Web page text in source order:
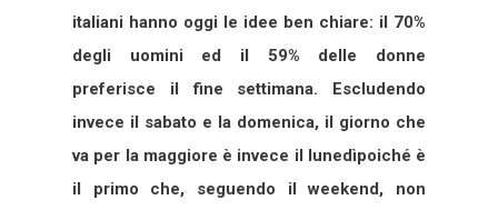
italiani hanno oggi le idee ben chiare: il 70%
degli uomini ed il 59% delle donne
preferisce il fine settimana. Escludendo
invece il sabato e la domenica, il giorno che
va per la maggiore è invece il lunedìpoiché è
il primo che, seguendo il weekend, non